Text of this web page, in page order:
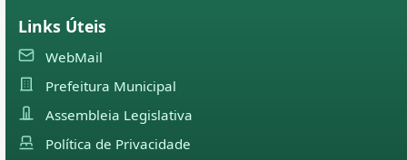
Links Úteis
WebMail
Prefeitura Municipal
Assembleia Legislativa
Política de Privacidade